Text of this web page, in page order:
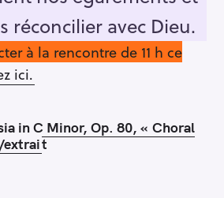
réconcilier avec Dieu.
à la rencontre de 11 h ce
ici.
in C Minor, Op. 80, « Choral
extrait